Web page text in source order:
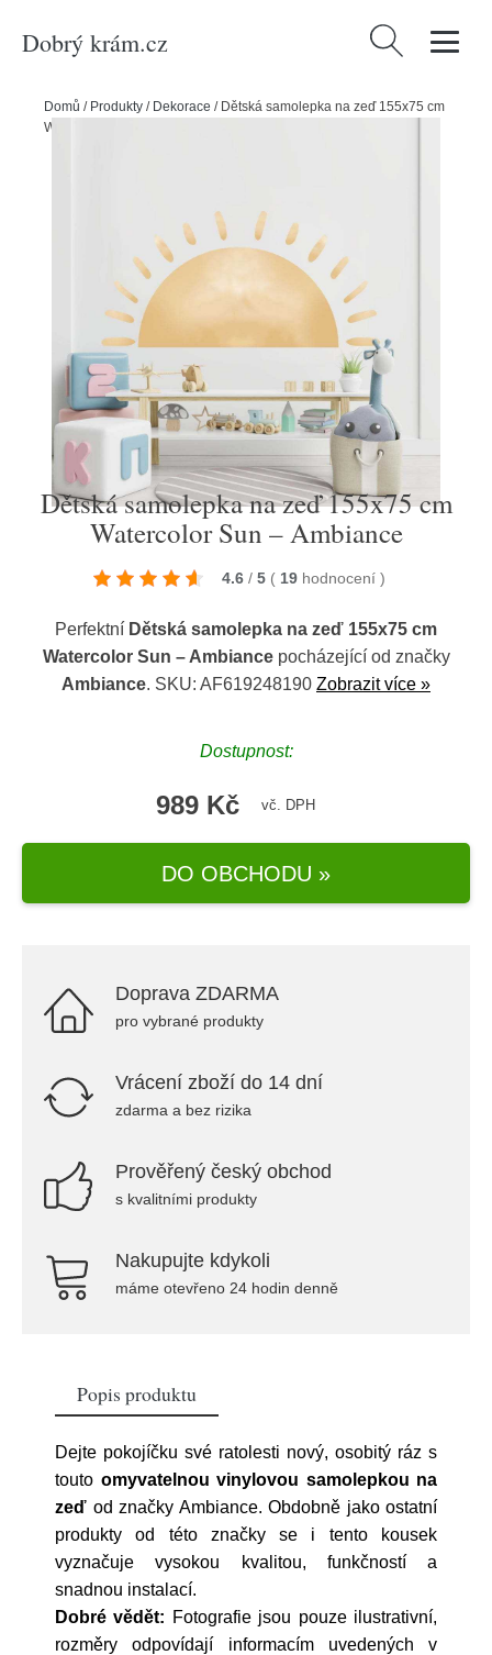
Dobrý krám.cz Vyhledávání
Domů / Produkty / Dekorace / Dětská samolepka na zeď 155x75 cm
Watercolor Sun – Ambiance
Dětská samolepka na zeď 155x75 cm
Watercolor Sun – Ambiance
4.6 / 5 ( 19 hodnocení )
Perfektní Dětská samolepka na zeď 155x75 cm
Watercolor Sun – Ambiancepocházející od značky
Ambiance. SKU: AF619248190 Zobrazit více »
Dostupnost:
989 Kč vč. DPH
DO OBCHODU »
Doprava ZDARMA
pro vybrané produkty
Vrácení zboží do 14 dní
zdarma a bez rizika
Prověřený český obchod
s kvalitními produkty
Nakupujte kdykoli
máme otevřeno 24 hodin denně
Popis produktu
Dejte pokojíčku své ratolesti nový, osobitý ráz s
touto omyvatelnou vinylovou samolepkou na
zeď od značky Ambiance. Obdobně jako ostatní
produkty od této značky se i tento kousek
vyznačuje vysokou kvalitou, funkčností a
snadnou instalací.
Dobré vědět: Fotografie jsou pouze ilustrativní,
rozměry odpovídají informacím uvedených v